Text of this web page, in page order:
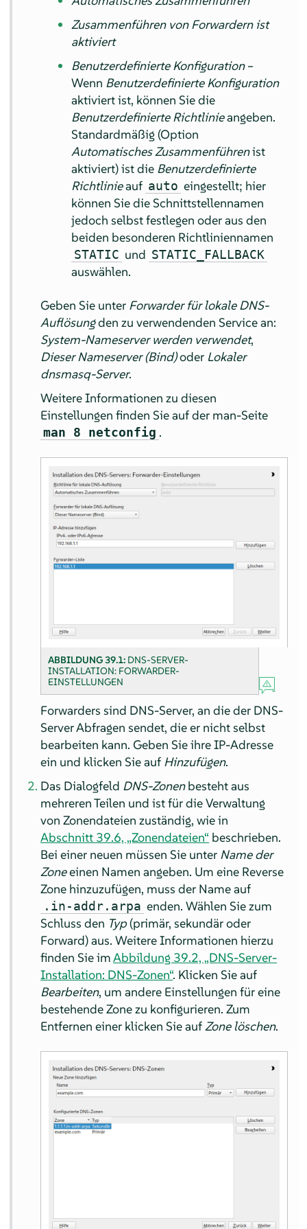
Zusammenführen von Forwardern ist
aktiviert
Benutzerdefinierte Konfiguration–
Wenn Benutzerdefinierte Konfiguration
aktiviert ist, können Sie die
Benutzerdefinierte Richtlinieangeben.
Standardmäßig (Option
Automatisches Zusammenführenist
aktiviert) ist die Benutzerdefinierte
Richtlinieauf auto eingestellt; hier
können Sie die Schnittstellennamen
jedoch selbst festlegen oder aus den
beiden besonderen Richtliniennamen
STATIC und STATIC_FALLBACK
auswählen.
Geben Sie unter Forwarder für lokale DNS-
Auflösungden zu verwendenden Service an:
System-Nameserver werden verwendet,
Dieser Nameserver (Bind)oder Lokaler
dnsmasq-Server.
Weitere Informationen zu diesen
Einstellungen finden Sie auf der man-Seite
man 8 netconfig .
ABBILDUNG 39.1: DNS-SERVER-
INSTALLATION: FORWARDER-
EINSTELLUNGEN
Forwarders sind DNS-Server, an die der DNS-
Server Abfragen sendet, die er nicht selbst
bearbeiten kann. Geben Sie ihre IP-Adresse
ein und klicken Sie auf Hinzufügen.
Das Dialogfeld DNS-Zonenbesteht aus
mehreren Teilen und ist für die Verwaltung
von Zonendateien zuständig, wie in
Abschnitt 39.6, „Zonendateien“ beschrieben.
Bei einer neuen müssen Sie unter Name der
Zoneeinen Namen angeben. Um eine Reverse
Zone hinzuzufügen, muss der Name auf
.in-addr.arpa enden. Wählen Sie zum
Schluss den Typ(primär, sekundär oder
Forward) aus. Weitere Informationen hierzu
finden Sie imAbbildung 39.2, „DNS-Server-
Installation: DNS-Zonen“. Klicken Sie auf
Bearbeiten, um andere Einstellungen für eine
bestehende Zone zu konfigurieren. Zum
Entfernen einer klicken Sie aufZone löschen.